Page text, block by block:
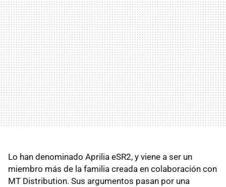
Lo han denominado Aprilia eSR2, y viene a ser un
miembro más de la familia creada en colaboración con
MT Distribution. Sus argumentos pasan por una